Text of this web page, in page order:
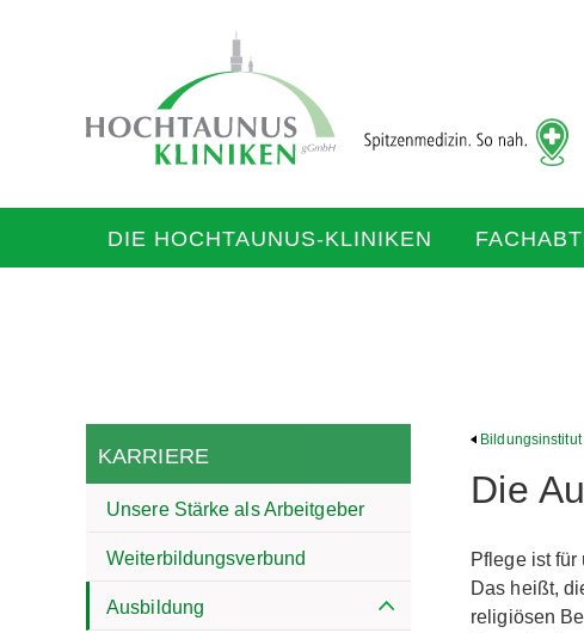
DIE HOCHTAUNUS-KLINIKEN
KARRIERE
Unsere Stärke als Arbeitgeber
Weiterbildungsverbund
Ausbildung
Bildungsinstitut
Die
Pflege ist
Das heißt,
religiösen